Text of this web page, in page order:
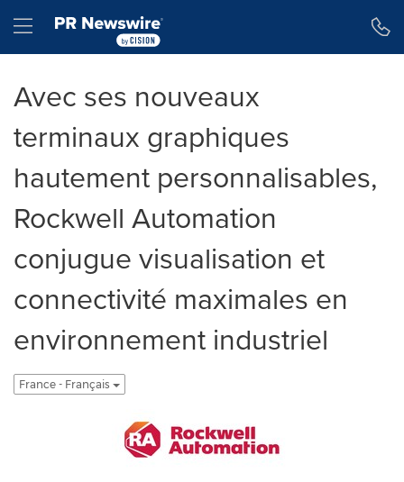
Hamburger menu
Avec ses nouveaux
terminaux graphiques
hautement personnalisables,
Rockwell Automation
conjugue visualisation et
connectivité maximales en
environnement industriel
France - Français